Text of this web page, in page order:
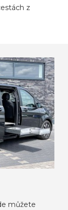
z
můžete